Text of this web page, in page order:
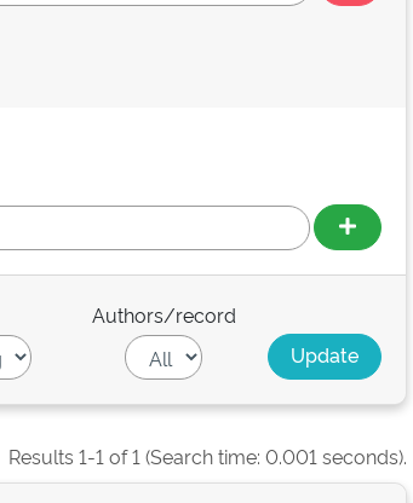
Authors/record
Results 1-1 of 1 (Search time: 0.001 seconds).